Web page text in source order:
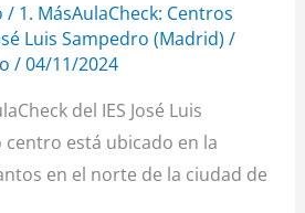
/ 1. MásAulaCheck: Centros
Luis Sampedro (Madrid) /
/04/11/2024
del IES José Luis
está ubicado en la
en el norte de la ciudad de